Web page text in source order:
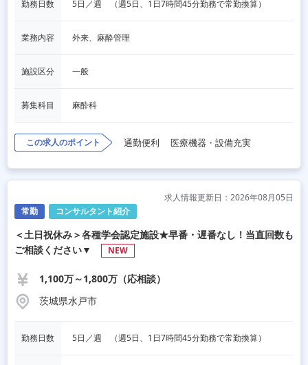
勤務日数 5日／週　（週5日、1日7時間45分勤務で常勤換算）
業務内容 外来、麻酔管理
施設区分 一般
募集科目 麻酔科
この求人のポイント 通勤便利 医療機器・設備充実
常勤 コンサルタント紹介
求人情報更新日：2026年08月05日
＜土日祝休み＞各種学会認定施設★早番・遅番なし！当直回数も
ご相談ください▼
NEW
1,100万～1,800万（応相談）
茨城県水戸市
勤務日数 5日／週　（週5日、1日7時間45分勤務で常勤換算）